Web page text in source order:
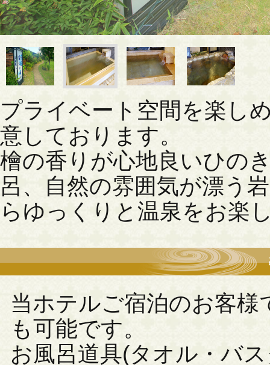
プライベート空間を楽し
意しております。
檜の香りが心地良いひの
呂、自然の雰囲気が漂う
らゆっくりと温泉をお楽
当ホテルご宿泊のお客
も可能です。
お風呂道具(タオル・バ